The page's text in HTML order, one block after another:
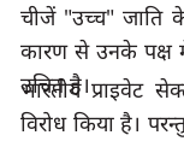
चीजें "उच्च" जाति
कारण से उनके पक्ष
उचित है।
भारतीय प्राइवेट
विरोध किया है।